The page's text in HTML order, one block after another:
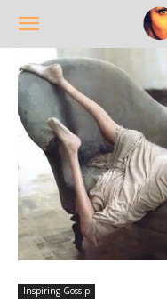
Inspiring Gossip